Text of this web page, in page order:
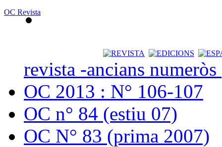
OC Revista
revista -ancians
OC 2013 : N° 106-107
OC n° 84 (estiu 07)
OC N° 83 (prima 2007)